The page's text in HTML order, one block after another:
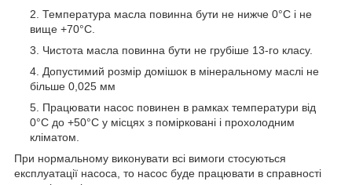
Температура масла повинна бути не нижче 0°C і не
вище +70°C.
Чистота масла повинна бути не грубіше 13-го класу.
Допустимий розмір домішок в мінеральному маслі не
більше 0,025 мм
Працювати насос повинен в рамках температури від
0°C до +50°C у місцях з помірковані і прохолодним
кліматом.
При нормальному виконувати всі вимоги стосуються
експлуатації насоса, то насос буде працювати в справності